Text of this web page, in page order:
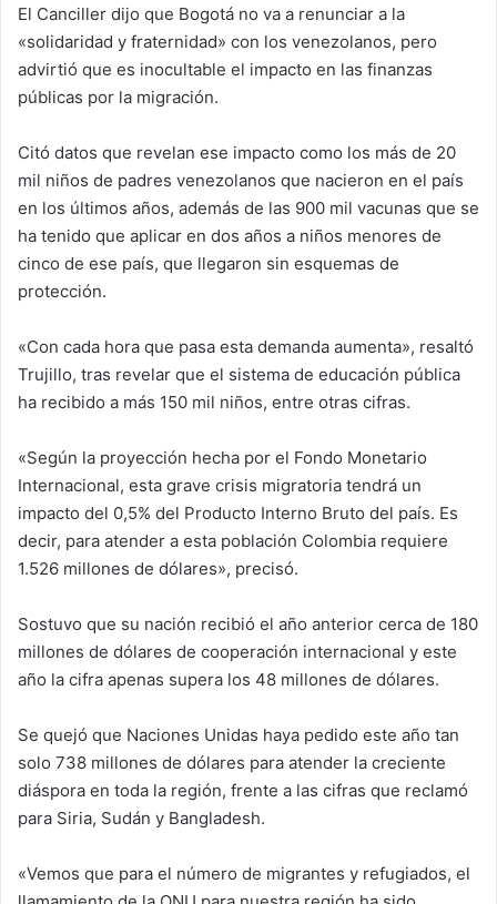
El Canciller dijo que Bogotá no va a renunciar a la
«solidaridad y fraternidad» con los venezolanos, pero
advirtió que es inocultable el impacto en las finanzas
públicas por la migración.
Citó datos que revelan ese impacto como los más de 20
mil niños de padres venezolanos que nacieron en el país
en los últimos años, además de las 900 mil vacunas que se
ha tenido que aplicar en dos años a niños menores de
cinco de ese país, que llegaron sin esquemas de
protección.
«Con cada hora que pasa esta demanda aumenta», resaltó
Trujillo, tras revelar que el sistema de educación pública
ha recibido a más 150 mil niños, entre otras cifras.
«Según la proyección hecha por el Fondo Monetario
Internacional, esta grave crisis migratoria tendrá un
impacto del 0,5% del Producto Interno Bruto del país. Es
decir, para atender a esta población Colombia requiere
1.526 millones de dólares», precisó.
Sostuvo que su nación recibió el año anterior cerca de 180
millones de dólares de cooperación internacional y este
año la cifra apenas supera los 48 millones de dólares.
Se quejó que Naciones Unidas haya pedido este año tan
solo 738 millones de dólares para atender la creciente
diáspora en toda la región, frente a las cifras que reclamó
para Siria, Sudán y Bangladesh.
«Vemos que para el número de migrantes y refugiados, el